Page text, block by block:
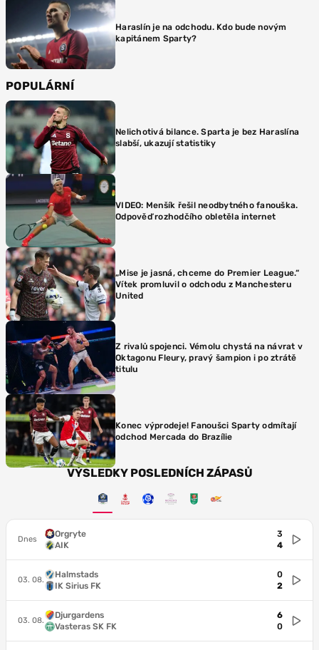
Haraslín je na odchodu. Kdo bude novým
kapitánem Sparty?
POPULÁRNÍ
Nelichotivá bilance. Sparta je bez Haraslína
slabší, ukazují statistiky
VIDEO: Menšík řešil neodbytného fanouška.
Odpověď rozhodčího obletěla internet
„Mise je jasná, chceme do Premier League.“
Vítek promluvil o odchodu z Manchesteru
United
Z rivalů spojenci. Vémolu chystá na návrat v
Oktagonu Fleury, pravý šampion i po ztrátě
titulu
Konec výprodeje! Fanoušci Sparty odmítají
odchod Mercada do Brazílie
VÝSLEDKY POSLEDNÍCH ZÁPASŮ
Dnes
Orgryte
AIK
3
4
03. 08.
Halmstads
IK Sirius FK
0
2
03. 08.
Djurgardens
Vasteras SK FK
6
0